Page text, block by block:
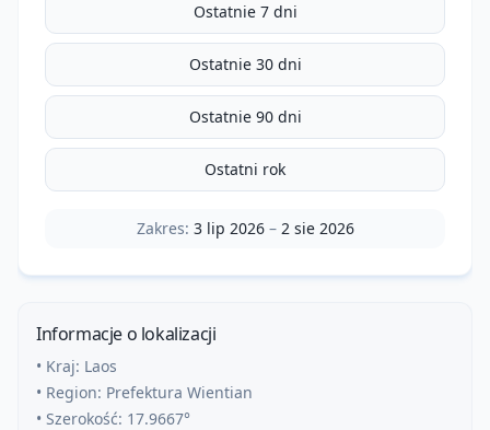
Ostatnie 7 dni
Ostatnie 30 dni
Ostatnie 90 dni
Ostatni rok
Zakres: 3 lip 2026– 2 sie 2026
Informacje o lokalizacji
• Kraj: Laos
• Region: Prefektura Wientian
• Szerokość: 17.9667°